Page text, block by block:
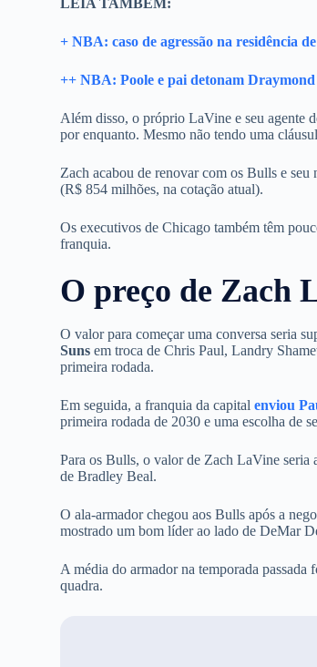
+ NBA: caso de agressão na residência
++ NBA: Poole e pai detonam
Além disso, o próprio LaVine e seu agente
por enquanto. Mesmo não tendo uma
Zach acabou de renovar com os Bulls e
(R$ 854 milhões, na cotação atual).
Os executivos de Chicago também têm
franquia.
O preço de Zach
O valor para começar uma conversa seria
Suns em troca de Chris Paul,Landry
primeira rodada.
Em seguida, a franquia da capitalenviou
primeira rodada de 2030 e uma escolha de
Para os Bulls, o valor de Zach LaVine seria
de Bradley Beal.
O ala-armador chegou aos Bulls após a
mostrado um bom líder ao lado de DeMar
A média do armador na temporada passada
quadra.